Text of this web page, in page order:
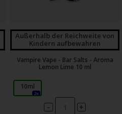
Außerhalb der Reichweite von
Kindern aufbewahren
Vampire Vape - Bar Salts - Aroma
Lemon Lime 10 ml
10ml
2x
- +